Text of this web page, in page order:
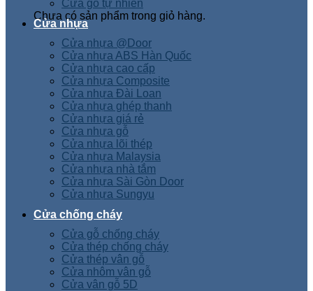
Chưa có sản phẩm trong giỏ hàng.
Cửa gỗ tự nhiên
Cửa nhựa
Cửa nhựa @Door
Cửa nhựa ABS Hàn Quốc
Cửa nhựa cao cấp
Cửa nhựa Composite
Cửa nhựa Đài Loan
Cửa nhựa ghép thanh
Cửa nhựa giá rẻ
Cửa nhựa gỗ
Cửa nhựa lõi thép
Cửa nhựa Malaysia
Cửa nhựa nhà tắm
Cửa nhựa Sài Gòn Door
Cửa nhựa Sungyu
Cửa chống cháy
Cửa gỗ chống cháy
Cửa thép chống cháy
Cửa thép vân gỗ
Cửa nhôm vân gỗ
Cửa vân gỗ 5D